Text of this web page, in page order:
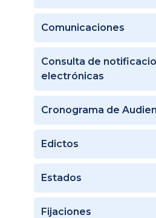
Comunicaciones
Consulta de
electrónicas
Cronograma de
Edictos
Estados
Fijaciones